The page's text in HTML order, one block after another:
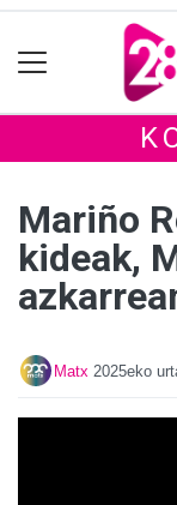
Mariño
kideak,
Matx 2025eko